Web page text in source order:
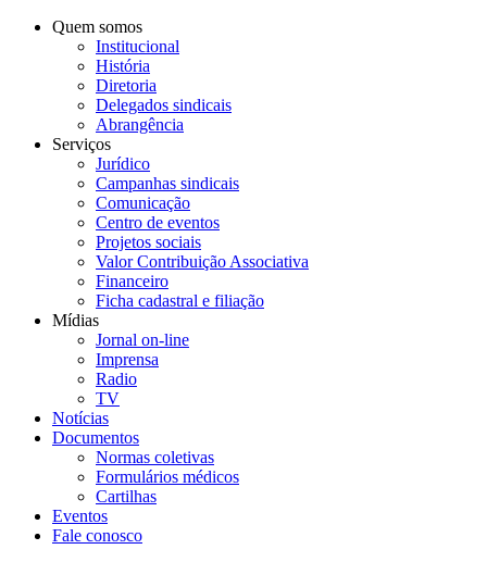
Quem somos
Institucional
História
Diretoria
Delegados sindicais
Abrangência
Serviços
Jurídico
Campanhas sindicais
Comunicação
Centro de eventos
Projetos sociais
Valor Contribuição Associativa
Financeiro
Ficha cadastral e filiação
Mídias
Jornal on-line
Imprensa
Radio
TV
Notícias
Documentos
Normas coletivas
Formulários médicos
Cartilhas
Eventos
Fale conosco